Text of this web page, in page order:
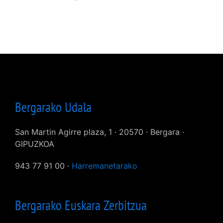
Bergarako Udala
San Martin Agirre plaza, 1 · 20570 · Bergara ·
GIPUZKOA
943 77 91 00 · Harremanetarako
Bergarako Euskara Zerbitzua